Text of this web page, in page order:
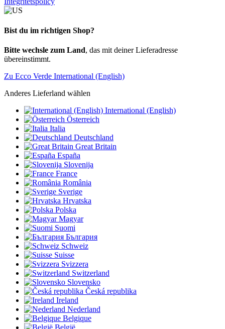
Bist du im richtigen Shop?
Bitte wechsle zum Land, das mit deiner Lieferadresse
übereinstimmt.
Zu Ecco Verde International (English)
Anderes Lieferland wählen
International (English)
Österreich
Italia
Deutschland
Great Britain
España
Slovenija
France
România
Sverige
Hrvatska
Polska
Magyar
Suomi
България
Schweiz
Suisse
Svizzera
Switzerland
Slovensko
Česká republika
Ireland
Nederland
Belgique
België